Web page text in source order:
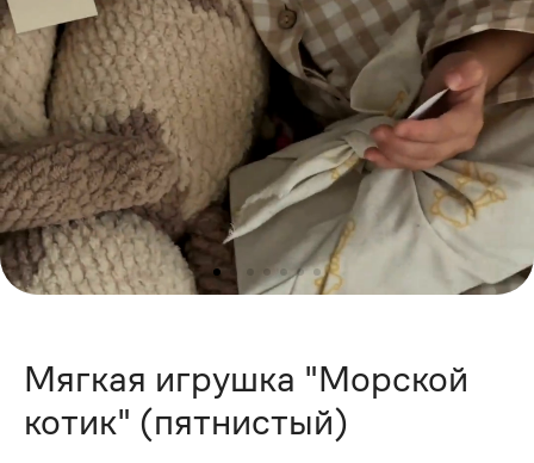
Мягкая игрушка "Морской
котик" (пятнистый)